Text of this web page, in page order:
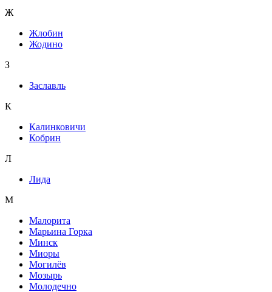
Ж
Жлобин
Жодино
З
Заславль
К
Калинковичи
Кобрин
Л
Лида
М
Малорита
Марьина Горка
Минск
Миоры
Могилёв
Мозырь
Молодечно